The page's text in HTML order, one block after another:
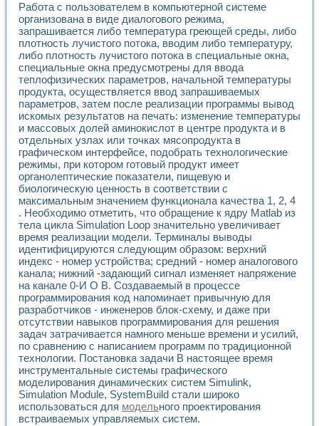
Система блокировок, сигнализации и защиты ускорителя
Система сбора данных и управления процессом
Управление температурой газовой среды специальной
Разработка программного обеспечения с
Использование технологий NATIONAL INSTRUMENTS
Оборудование для промышленной термотрансферной
Автоматизация реометрических исследований на базе
Применение измерителя иммитанса для исследова¬ния
Исследование электромагнитных переходных процессов
Стенд для исследования электрических переходных
Автоматизация контроля сварных швов на базе
Измерительный контроль с применением
Моделирование надежности и эффективности систем
Лабораторные практикумы и учебные стенды
Автоматизация лабораторного стенда по измерению
Автоматизированные лабораторные комплексы для
Виртуальный прибор для исследования нелинейных
Использование виртуальных приборов в процесе
Использование программ ELECTRONICS WORKBENCH-
Лабораторный практикум по дисциплине «Цифровые
Лабораторный практикум по ИНС на основе LabVIEW
Лабораторный практикум по основам теории коммутации
Опыт использования NI LabVIEW для создания
Применение LabVIEW для исследования течения в
Создание виртуальной работы «Изучение магнитных
Обратный маятник
Устройство для изучения основ интерфейсов обмена по
Лабораторный практикум: изучение адиабатического
Стенд для исследования электрических переходных
Система статистической обработки результатов
Автоматизация лазерно-плазменных измерений с
Работа с пользователем в компьютерной системе
организована в виде диалогового режима,
запрашивается либо температура греющей среды, либо
плотность лучистого потока, вводим либо температуру,
либо плотность лучистого потока в специальные окна,
специальные окна предусмотрены для ввода
теплофизических параметров, начальной температуры
продукта, осуществляется ввод запрашиваемых
параметров, затем после реализации программы вывод
искомых результатов на печать: изменение температуры
и массовых долей аминокислот в центре продукта и в
отдельных узлах или точках мясопродукта в
графическом интерфейсе, подобрать технологические
режимы, при котором готовый продукт имеет
органолептические показатели, пищевую и
биологическую ценность в соответствии с
максимальным значением функционала качества 1, 2, 4
. Необходимо отметить, что обращение к ядру Matlab из
тела цикла Simulation Loop значительно увеличивает
время реализации модели. Терминалы выводы
идентифицируются следующим образом: верхний
индекс - номер устройства; средний - номер аналогового
канала; нижний -задающий сигнал изменяет напряжение
на канале 0-И О В. Создаваемый в процессе
программирования код напоминает привычную для
разработчиков - инженеров блок-схему, и даже при
отсутствии навыков программирования для решения
задач затрачивается намного меньше времени и усилий,
по сравнению с написанием программ по традиционной
технологии. Постановка задачи В настоящее время
инструментальные системы графического
моделирования динамических систем Simulink,
Simulation Module, SystemBuild стали широко
использоваться для модельного проектирования
встраиваемых управляемых систем.